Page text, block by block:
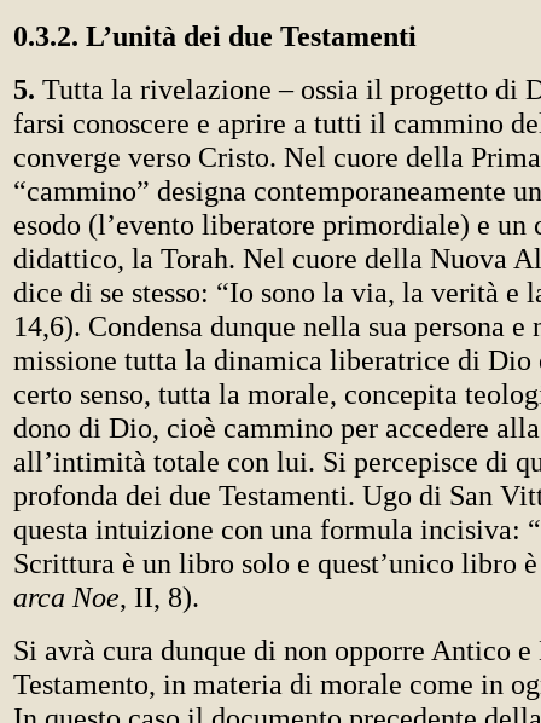
0.3.2. L’unità dei due Testamenti
5. Tutta la rivelazione – ossia il progetto di
farsi conoscere e aprire a tutti il cammino
converge verso Cristo. Nel cuore della
“cammino” designa contemporaneamente
esodo (l’evento liberatore primordiale) e un
didattico, la Torah. Nel cuore della Nuova
dice di se stesso: “Io sono la via, la verità e
14,6). Condensa dunque nella sua persona e
missione tutta la dinamica liberatrice di Dio
certo senso, tutta la morale, concepita
dono di Dio, cioè cammino per accedere
all’intimità totale con lui. Si percepisce di
profonda dei due Testamenti. Ugo di San
questa intuizione con una formula incisiva:
Scrittura è un libro solo e quest’unico libro
arca Noe, II, 8).
Si avrà cura dunque di non opporre Antico e
Testamento, in materia di morale come in